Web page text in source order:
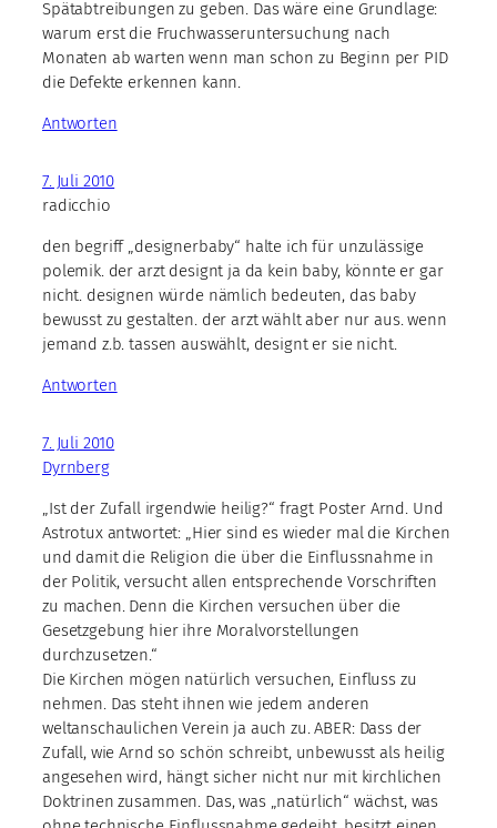
Spätabtreibungen zu geben. Das wäre eine Grundlage:
warum erst die Fruchwasseruntersuchung nach
Monaten ab warten wenn man schon zu Beginn per PID
die Defekte erkennen kann.
Antworten
7. Juli 2010
radicchio
den begriff „designerbaby“ halte ich für unzulässige
polemik. der arzt designt ja da kein baby, könnte er gar
nicht. designen würde nämlich bedeuten, das baby
bewusst zu gestalten. der arzt wählt aber nur aus. wenn
jemand z.b. tassen auswählt, designt er sie nicht.
Antworten
7. Juli 2010
Dyrnberg
„Ist der Zufall irgendwie heilig?“ fragt Poster Arnd. Und
Astrotux antwortet: „Hier sind es wieder mal die Kirchen
und damit die Religion die über die Einflussnahme in
der Politik, versucht allen entsprechende Vorschriften
zu machen. Denn die Kirchen versuchen über die
Gesetzgebung hier ihre Moralvorstellungen
durchzusetzen.“
Die Kirchen mögen natürlich versuchen, Einfluss zu
nehmen. Das steht ihnen wie jedem anderen
weltanschaulichen Verein ja auch zu. ABER: Dass der
Zufall, wie Arnd so schön schreibt, unbewusst als heilig
angesehen wird, hängt sicher nicht nur mit kirchlichen
Doktrinen zusammen. Das, was „natürlich“ wächst, was